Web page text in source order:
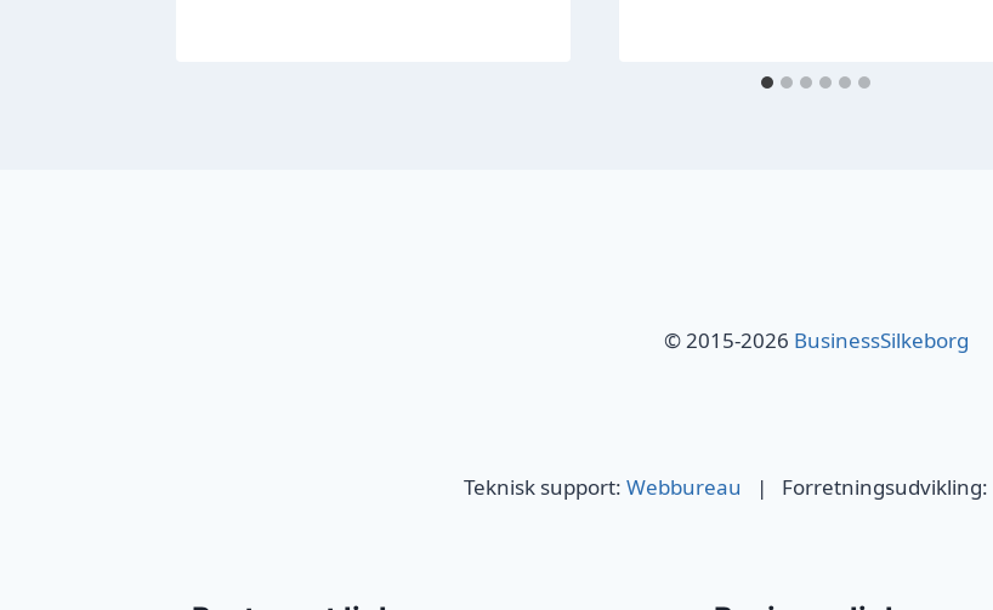
© 2015-2026 BusinessSilkeborg
Teknisk support: Webbureau | Forretningsudvikling: